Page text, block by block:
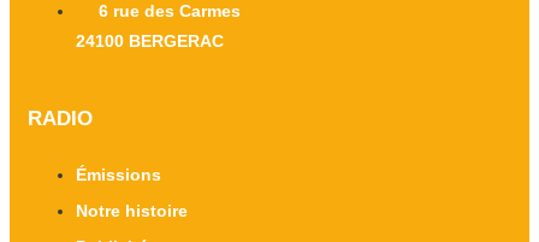
6 rue des Carmes
24100 BERGERAC
RADIO
Émissions
Notre histoire